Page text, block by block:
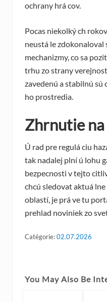
ochrany hrá cov.
Pocas niekolký ch
neustá le zdokonaloval
mechanizmy, co sa
trhu zo strany
zavedenú a stabilnú sú
ho prostredia.
Zhrnutie
Ú rad pre regulá ciu
tak nadalej plní ú lohu
bezpecnosti v tejto
chcú sledovat aktuá
oblastí, je prá ve tu
prehlad noviniek zo
Catégorie:02.07.2026
You May Also Be